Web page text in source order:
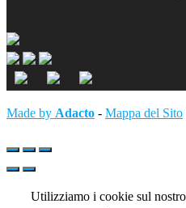
Made by Adacto - Mappa del Sito
Utilizziamo i cookie sul